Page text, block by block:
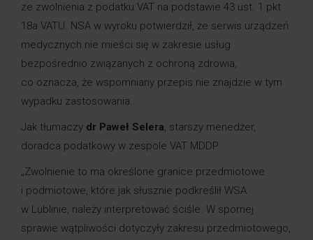
ze zwolnienia z podatku VAT na podstawie 43 ust. 1 pkt
18a VATU. NSA w wyroku potwierdził, że serwis urządzeń
medycznych nie mieści się w zakresie usług
bezpośrednio związanych z ochroną zdrowia,
co oznacza, że wspomniany przepis nie znajdzie w tym
wypadku zastosowania.
Jak tłumaczy dr Paweł Selera, starszy menedżer,
doradca podatkowy w zespole VAT MDDP:
„Zwolnienie to ma określone granice przedmiotowe
i podmiotowe, które jak słusznie podkreślił WSA
w Lublinie, należy interpretować ściśle. W spornej
sprawie wątpliwości dotyczyły zakresu przedmiotowego,